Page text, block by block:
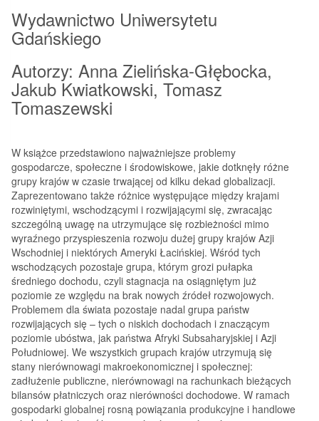
Wydawnictwo Uniwersytetu
Gdańskiego
Autorzy: Anna Zielińska-Głębocka,
Jakub Kwiatkowski, Tomasz
Tomaszewski
W książce przedstawiono najważniejsze problemy
gospodarcze, społeczne i środowiskowe, jakie dotknęły różne
grupy krajów w czasie trwającej od kilku dekad globalizacji.
Zaprezentowano także różnice występujące między krajami
rozwiniętymi, wschodzącymi i rozwijającymi się, zwracając
szczególną uwagę na utrzymujące się rozbieżności mimo
wyraźnego przyspieszenia rozwoju dużej grupy krajów Azji
Wschodniej i niektórych Ameryki Łacińskiej. Wśród tych
wschodzących pozostaje grupa, którym grozi pułapka
średniego dochodu, czyli stagnacja na osiągniętym już
poziomie ze względu na brak nowych źródeł rozwojowych.
Problemem dla świata pozostaje nadal grupa państw
rozwijających się – tych o niskich dochodach i znaczącym
poziomie ubóstwa, jak państwa Afryki Subsaharyjskiej i Azji
Południowej. We wszystkich grupach krajów utrzymują się
stany nierównowagi makroekonomicznej i społecznej:
zadłużenie publiczne, nierównowagi na rachunkach bieżących
bilansów płatniczych oraz nierówności dochodowe. W ramach
gospodarki globalnej rosną powiązania produkcyjne i handlowe